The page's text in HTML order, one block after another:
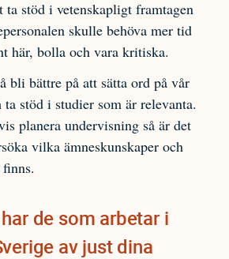
ta stöd i vetenskapligt framtagen
skulle behöva mer tid
här, bolla och vara kritiska.
bli bättre på att sätta ord på vår
stöd i studier som är relevanta.
planera undervisning så är det
vilka ämneskunskaper och
de som arbetar i
av just dina